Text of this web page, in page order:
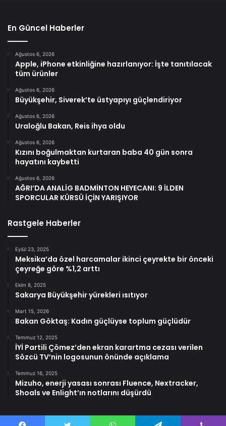
En Güncel Haberler
Ağustos 6, 2026
Apple, iPhone etkinliğine hazırlanıyor: İşte tanıtılacak
tüm ürünler
Ağustos 6, 2026
Büyükşehir, Siverek’te üstyapıyı güçlendiriyor
Ağustos 6, 2026
Uraloğlu Bakan, Reis ihya oldu
Ağustos 6, 2026
Kızını boğulmaktan kurtaran baba 40 gün sonra
hayatını kaybetti
Ağustos 6, 2026
AĞRI’DA ANALİG BADMİNTON HEYECANI: 9 İLDEN
SPORCULAR KÜRSÜ İÇİN YARIŞIYOR
Rastgele Haberler
Eylül 23, 2025
Meksika’da özel harcamalar ikinci çeyrekte bir önceki
çeyreğe göre %1,2 arttı
Ekim 8, 2025
Sakarya Büyükşehir yürekleri ısıtıyor
Mart 15, 2026
Bakan Göktaş: Kadın güçlüyse toplum güçlüdür
Temmuz 12, 2025
İYİ Partili Çömez’den ekran karartma cezası verilen
Sözcü TV’nin logosunun önünde açıklama
Temmuz 16, 2025
Mizuho, enerji yasası sonrası Fluence, Nextracker,
Shoals ve Enlight’ın notlarını düşürdü